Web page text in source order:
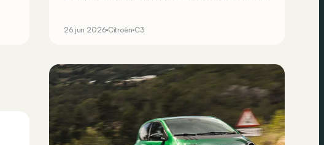
26 jun 2026 Citroën C3